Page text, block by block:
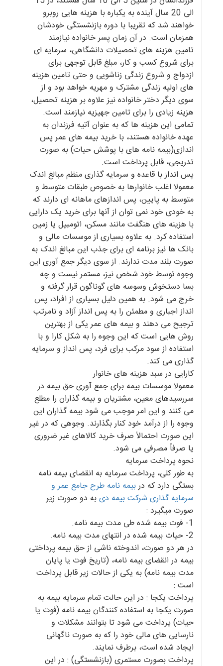
الی 20 سال آینده به یکباره با هزینه هایی روبرو
خواهند شد که تقریبا با دوره بازنشستگی خودشان
همزمان است. در آن زمان پسر خانواده نیازمند
تامین هزینه های تحصیلات دانشگاهی، سرمایه ای
برای شروع کسب و کار، مبلغ قابل توجهی برای
ازدواج و شروع زندگی زناشویی و حتی تامین هزینه
های اولیه زندگی مشترک و مهریه خواهد بود و از
سوی دیگر دختر خانواده نیز علاوه بر هزینه تحصیل،
هزینه زیادی را برای تامین جهیزیه نیازمند است.
تمامی این هزینه ها که به عنوان آتیه فرزندان به
عهده خانواده هستند، با خرید بیمه های عمر پس
اندازی(بیمه نامه های با پوشش حیات) به صورت
تدریجی، قابل پرداخت است.
پس انداز با قاعده و سرمایه گذاری منظم مبالغ اندک
معمولا اغلب خانوارها به خصوص طبقات متوسط و
متوسط به پایین، پس اندازهای ماهانه ای دارند که
به خودی خود نمی توان از آنها برای خرید یک دارایی
با هزینه های هنگفت مانند مسکن، اتومبیل یا زمین
استفاده کرد. به علاوه بسیاری از موسسات مالی و
بانک ها نیز برنامه ای برای جذب این مبالغ اندک به
صورت بلند مدت ندارند. از سوی دیگر جمع آوری این
وجوه توسط خود شخص نیز، مستمر نیست و چه
بسا دستخوش وسوسه های گوناگون قرار گرفته و
خرج می شود. به همین دلیل بسیاری از افراد، پس
انداز اجباری و مطمئن را به پس انداز آزاد و نامرتب
ترجیح می دهند و بیمه های عمر یکی از بهترین
روش هایی است که این وجوه را به شکل کارا و با
استفاده از سود مرکب برای فرد، پس انداز و سرمایه
گذاری می کند.
کارایی در سبد هزینه های خانوار
معمولا موسسات بیمه برای جمع آوری حق بیمه در
سررسیدهای معین، مشتریان و بیمه گذاران را مطلع
می کنند و این امر موجب می شود بیمه گذاران این
وجوه را از درآمد خود کنار بگذارند. وجوهی که در غیر
این صورت احتمالاً صرف خرید کالاهای غیر ضروری
یا صرفاً مصرفی می شود.
نحوه پرداخت سرمایه
به طور کلی، پرداخت سرمایه به انقضای بیمه نامه
بستگی دارد که دربیمه نامه طرح جامع عمر و
سرمایه گذاری شرکت بیمه دیبه دو صورت زیر
صورت میگیرد :
1- فوت بیمه شده طی مدت بیمه نامه.
2- حیات بیمه شده در انتهای مدت بیمه نامه.
در هر دو صورت، اندوخته ناشی از حق بیمه پرداختی
بیمه در انقضای بیمه نامه، (تاریخ فوت یا پایان
مدت بیمه نامه) به یکی از حالات زیر قابل پرداخت
است :
پرداخت یکجا : در این حالت تمام سرمایه بیمه به
صورت یکجا به استفاده کنندگان بیمه نامه (فوت یا
حیات) پرداخت می شود تا بتوانند مشکلات و
نارسایی های مالی خود را که به صورت ناگهانی
ایجاد شده است، برطرف نمایند.
پرداخت بصورت مستمری (بازنشستگی) : در این